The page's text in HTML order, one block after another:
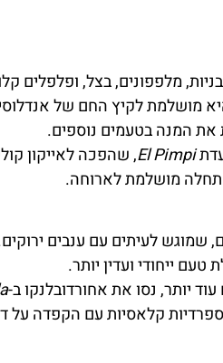
מלפפונים, בצל, ופלפלים
מושלמת לקיץ החם של
את המנה בטעמים נוספים.
El Pimpi, שהפכה לאייקון
מושלמת לארוחה.
לעיתים עם ענבים
ייחודי ועדין יותר.
יותר, נסו את אחורדובלנקו ב-
קלאסיות עם הקפדה על